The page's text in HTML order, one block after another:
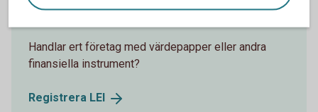
LEI – Legal Entity Identifier
Handlar ert företag med värdepapper eller andra
finansiella instrument?
Registrera LEI